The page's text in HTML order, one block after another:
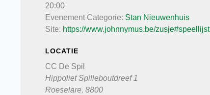
20:00
Evenement Categorie: Stan Nieuwenhuis
Site: https://www.johnnymus.be/zusje#speellijst
LOCATIE
CC De Spil
Hippoliet Spilleboutdreef 1
Roeselare, 8800